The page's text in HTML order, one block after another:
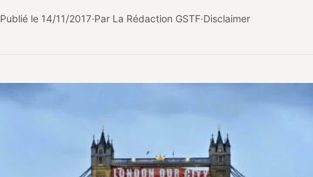
Publié le 14/11/2017 Par La Rédaction GSTF Disclaimer